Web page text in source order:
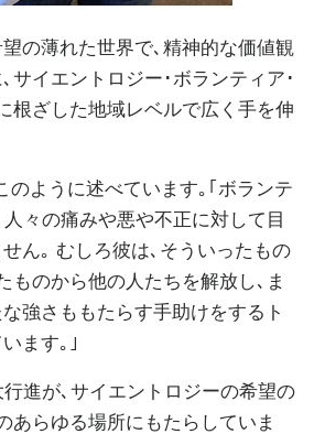
の薄れた世界で､精神的な価値観
サイエントロジー･ボランティア･
根ざした地域レベルで広く手を伸
のように述べています｡｢ボランテ
々の痛みや悪や不正に対して目
ん｡ むしろ彼は､そういったもの
ものから他の人たちを解放し､ま
強さももたらす手助けをするト
ます｡｣
進が､サイエントロジーの希望の
あらゆる場所にもたらしていま